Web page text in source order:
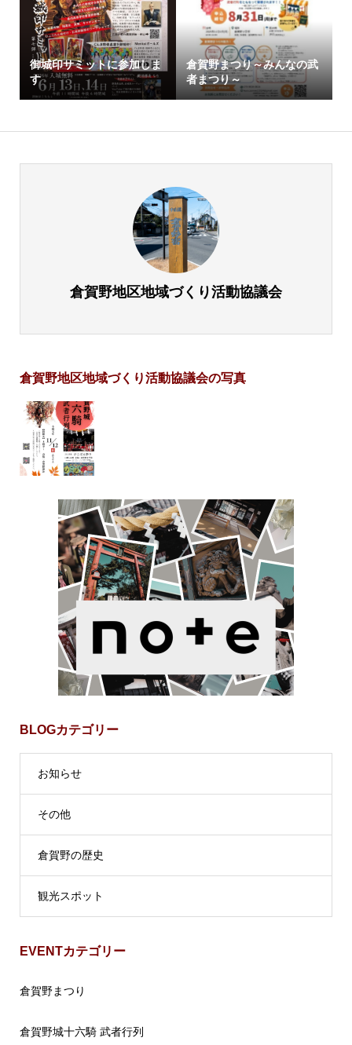
御城印サミットに参加しま
す
倉賀野まつり～みんなの武
者まつり～
倉賀野地区地域づくり活動協議会
倉賀野地区地域づくり活動協議会の写真
BLOGカテゴリー
お知らせ
その他
倉賀野の歴史
観光スポット
EVENTカテゴリー
倉賀野まつり
倉賀野城十六騎 武者行列